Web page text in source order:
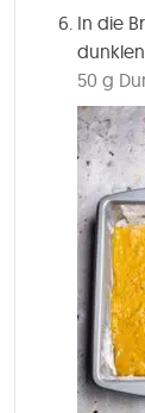
In die
50 g